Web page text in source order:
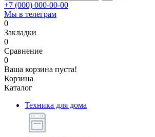
+7 (000) 000-00-00
Мы в телеграм
0
Закладки
0
Сравнение
0
Ваша корзина пуста!
Корзина
Каталог
Техника для дома